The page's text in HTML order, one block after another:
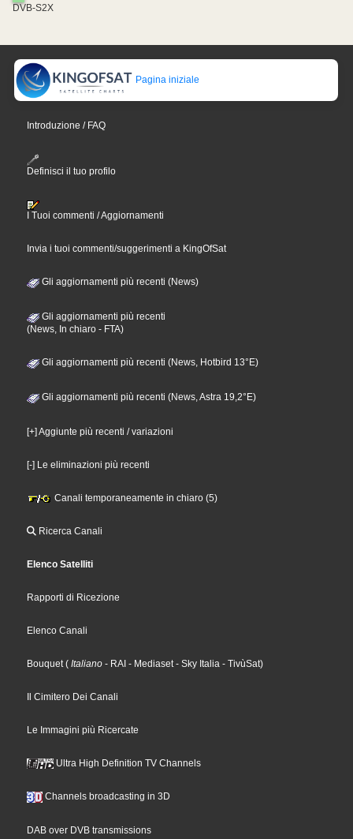
DVB-S2X
Pagina iniziale
Introduzione / FAQ
Definisci il tuo profilo
I Tuoi commenti / Aggiornamenti
Invia i tuoi commenti/suggerimenti a KingOfSat
Gli aggiornamenti più recenti (News)
Gli aggiornamenti più recenti
(News, In chiaro - FTA)
Gli aggiornamenti più recenti (News, Hotbird 13°E)
Gli aggiornamenti più recenti (News, Astra 19,2°E)
[+] Aggiunte più recenti / variazioni
[-] Le eliminazioni più recenti
Canali temporaneamente in chiaro (5)
Ricerca Canali
Elenco Satelliti
Rapporti di Ricezione
Elenco Canali
Bouquet ( Italiano - RAI - Mediaset - Sky Italia - TivùSat)
Il Cimitero Dei Canali
Le Immagini più Ricercate
Ultra High Definition TV Channels
Channels broadcasting in 3D
DAB over DVB transmissions